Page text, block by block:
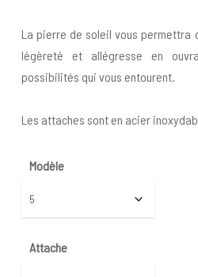
through
30€
La pierre de soleil vous permettra
légèreté et allégresse en
possibilités qui vous entourent.
Les attaches sont en acier
Modèle
Attache